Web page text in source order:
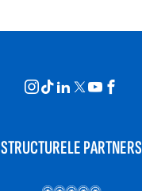
STRUCTURELE PARTNERS